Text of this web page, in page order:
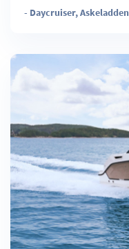
- Daycruiser,Askeladden